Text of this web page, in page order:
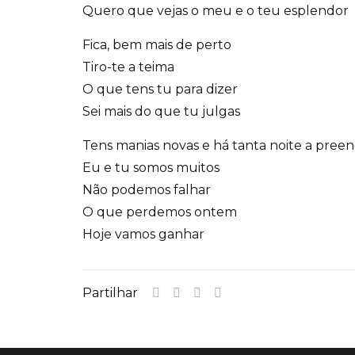
Quero que vejas o meu e o teu esplendor
Fica, bem mais de perto
Tiro-te a teima
O que tens tu para dizer
Sei mais do que tu julgas
Tens manias novas e há tanta noite a
Eu e tu somos muitos
Não podemos falhar
O que perdemos ontem
Hoje vamos ganhar
Partilhar